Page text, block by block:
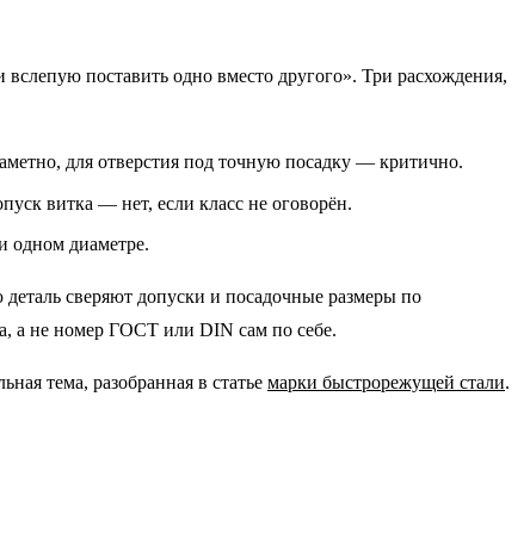
поставить одно вместо другого». Три расхождения,
для отверстия под точную посадку — критично.
витка — нет, если класс не оговорён.
одном диаметре.
сверяют допуски и посадочные размеры по
а не номер ГОСТ или DIN сам по себе.
тема, разобранная в статье марки быстрорежущей стали.